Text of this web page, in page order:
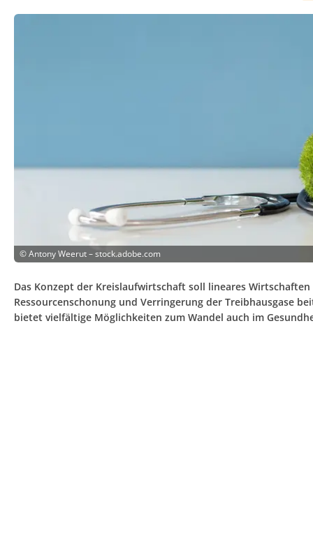
©Antony Weerut – stock.adobe.com
Das Konzept der Kreislaufwirtschaft soll lineares
Ressourcenschonung und Verringerung der Treibhausgase
bietet vielfältige Möglichkeiten zum Wandel auch im